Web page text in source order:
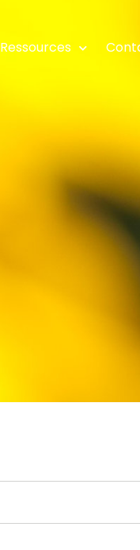
Ressources